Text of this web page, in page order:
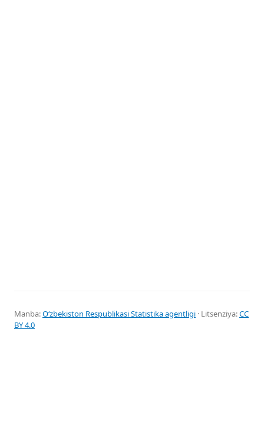
Manba:Oʻzbekiston Respublikasi Statistika agentligi · Litsenziya:CC
BY 4.0